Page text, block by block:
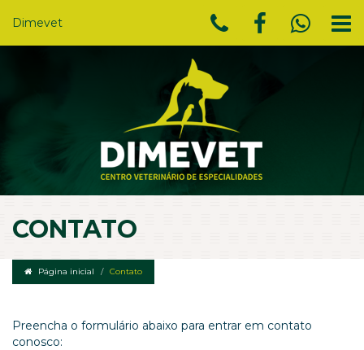
Dimevet
CONTATO
Página inicial Contato
Preencha o formulário abaixo para entrar em contato
conosco: